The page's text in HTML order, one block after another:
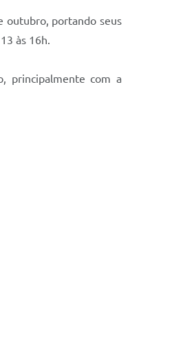
outubro, portando seus
às 16h.
principalmente com a